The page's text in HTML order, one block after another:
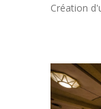
Création